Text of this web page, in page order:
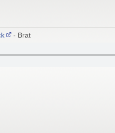
- Bratislava